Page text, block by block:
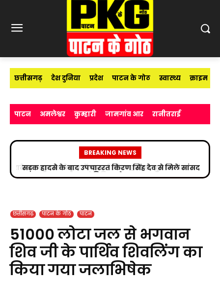
छत्तीसगढ़ देश दुनिया प्रदेश पाटन के गोठ स्वास्थ्य क्राइम
पाटन अमलेश्वर कुम्हारी जामगांव आर रानीतराई
BREAKING NEWS
सड़क हादसे के बाद उपचाररत किरण सिंह देव से मिले सांसद
विजय बघेल
छत्तीसगढ़ पाटन के गोठ पाटन
51000 लोटा जल से भगवान
शिव जी के पार्थिव शिवलिंग का
किया गया जलाभिषेक